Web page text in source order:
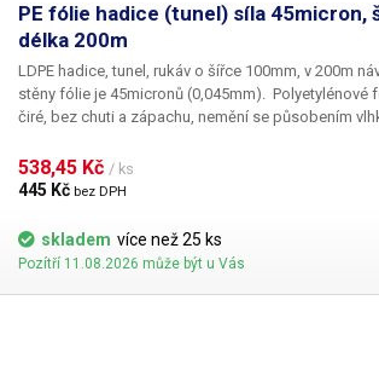
PE fólie hadice (tunel) síla 45micron,
délka 200m
LDPE hadice, tunel, rukáv o šířce 100mm, v 200m
stěny fólie je 45micronů (0,045mm). ​Polyetylénové fólie jsou bezbarvé,
čiré, bez chuti a zápachu, nemění se působením
odolné proti mrazu a vlhkosti. Fólie je vhodná pro
obalů jakéhokoliv zboží. PE fólie jsou zdravotně
recyklovatelné a jsou vhodné i pro balení potravin
dispozici). Jako obalový prostředek splňují
477/2001 Sb. (zákon o obalech). Ideální pro
svářečkami z naší nabídky. Cena je za roli 200 metrů. Materiál: LD-PE
(Low Density Polyethylen) Tloušťka materiálu:
538,45 Kč / ks
445 Kč bez DPH
skladem více než 25 ks
Pozítří 11.08.2026 může být u Vás